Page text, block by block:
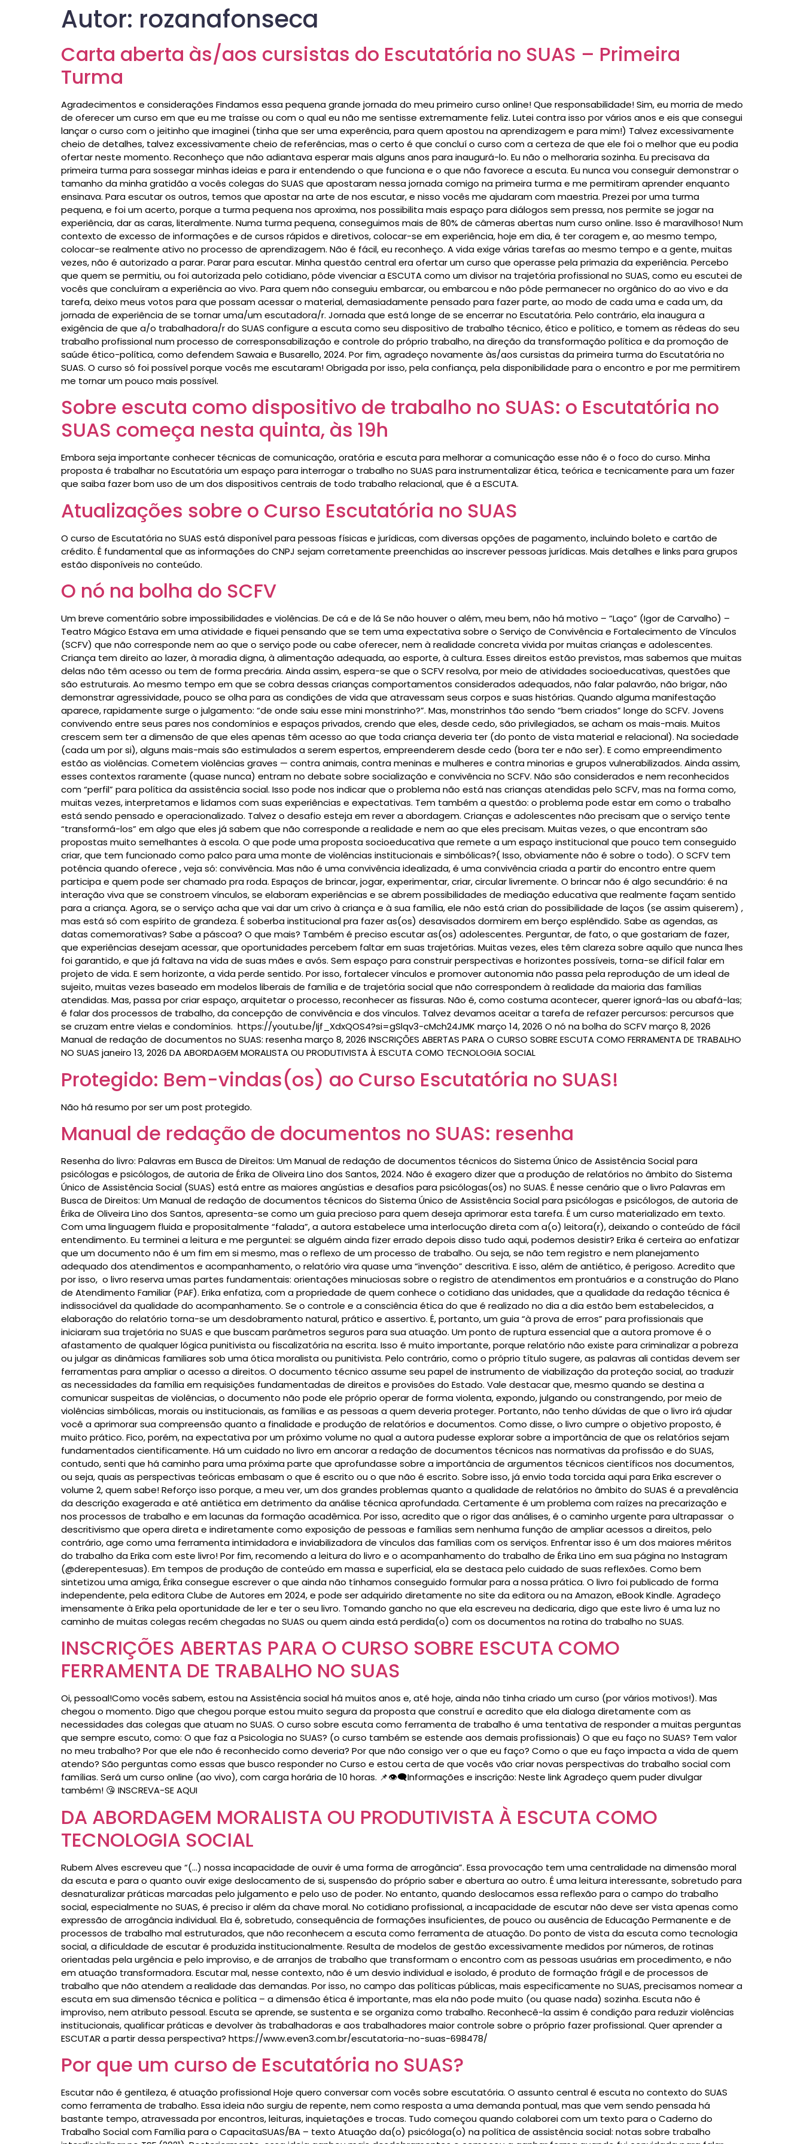
Autor: rozanafonseca
Carta aberta às/aos cursistas do Escutatória no SUAS – Primeira
Turma
Agradecimentos e considerações Findamos essa pequena grande jornada do meu primeiro curso online! Que responsabilidade! Sim, eu morria de medo
de oferecer um curso em que eu me traísse ou com o qual eu não me sentisse extremamente feliz. Lutei contra isso por vários anos e eis que consegui
lançar o curso com o jeitinho que imaginei (tinha que ser uma experência, para quem apostou na aprendizagem e para mim!) Talvez excessivamente
cheio de detalhes, talvez excessivamente cheio de referências, mas o certo é que concluí o curso com a certeza de que ele foi o melhor que eu podia
ofertar neste momento. Reconheço que não adiantava esperar mais alguns anos para inaugurá-lo. Eu não o melhoraria sozinha. Eu precisava da
primeira turma para sossegar minhas ideias e para ir entendendo o que funciona e o que não favorece a escuta. Eu nunca vou conseguir demonstrar o
tamanho da minha gratidão a vocês colegas do SUAS que apostaram nessa jornada comigo na primeira turma e me permitiram aprender enquanto
ensinava. Para escutar os outros, temos que apostar na arte de nos escutar, e nisso vocês me ajudaram com maestria. Prezei por uma turma
pequena, e foi um acerto, porque a turma pequena nos aproxima, nos possibilita mais espaço para diálogos sem pressa, nos permite se jogar na
experiência, dar as caras, literalmente. Numa turma pequena, conseguimos mais de 80% de câmeras abertas num curso online. Isso é maravilhoso! Num
contexto de excesso de informações e de cursos rápidos e diretivos, colocar-se em experiência, hoje em dia, é ter coragem e, ao mesmo tempo,
colocar-se realmente ativo no processo de aprendizagem. Não é fácil, eu reconheço. A vida exige várias tarefas ao mesmo tempo e a gente, muitas
vezes, não é autorizado a parar. Parar para escutar. Minha questão central era ofertar um curso que operasse pela primazia da experiência. Percebo
que quem se permitiu, ou foi autorizada pelo cotidiano, pôde vivenciar a ESCUTA como um divisor na trajetória profissional no SUAS, como eu escutei de
vocês que concluíram a experiência ao vivo. Para quem não conseguiu embarcar, ou embarcou e não pôde permanecer no orgânico do ao vivo e da
tarefa, deixo meus votos para que possam acessar o material, demasiadamente pensado para fazer parte, ao modo de cada uma e cada um, da
jornada de experiência de se tornar uma/um escutadora/r. Jornada que está longe de se encerrar no Escutatória. Pelo contrário, ela inaugura a
exigência de que a/o trabalhadora/r do SUAS configure a escuta como seu dispositivo de trabalho técnico, ético e político, e tomem as rédeas do seu
trabalho profissional num processo de corresponsabilização e controle do próprio trabalho, na direção da transformação política e da promoção de
saúde ético-política, como defendem Sawaia e Busarello, 2024. Por fim, agradeço novamente às/aos cursistas da primeira turma do Escutatória no
SUAS. O curso só foi possível porque vocês me escutaram! Obrigada por isso, pela confiança, pela disponibilidade para o encontro e por me permitirem
me tornar um pouco mais possível.
Sobre escuta como dispositivo de trabalho no SUAS: o Escutatória no
SUAS começa nesta quinta, às 19h
Embora seja importante conhecer técnicas de comunicação, oratória e escuta para melhorar a comunicação esse não é o foco do curso. Minha
proposta é trabalhar no Escutatória um espaço para interrogar o trabalho no SUAS para instrumentalizar ética, teórica e tecnicamente para um fazer
que saiba fazer bom uso de um dos dispositivos centrais de todo trabalho relacional, que é a ESCUTA.
Atualizações sobre o Curso Escutatória no SUAS
O curso de Escutatória no SUAS está disponível para pessoas físicas e jurídicas, com diversas opções de pagamento, incluindo boleto e cartão de
crédito. É fundamental que as informações do CNPJ sejam corretamente preenchidas ao inscrever pessoas jurídicas. Mais detalhes e links para grupos
estão disponíveis no conteúdo.
O nó na bolha do SCFV
Um breve comentário sobre impossibilidades e violências. De cá e de lá Se não houver o além, meu bem, não há motivo – “Laço” (Igor de Carvalho) –
Teatro Mágico Estava em uma atividade e fiquei pensando que se tem uma expectativa sobre o Serviço de Convivência e Fortalecimento de Vínculos
(SCFV) que não corresponde nem ao que o serviço pode ou cabe oferecer, nem à realidade concreta vivida por muitas crianças e adolescentes.
Criança tem direito ao lazer, à moradia digna, à alimentação adequada, ao esporte, à cultura. Esses direitos estão previstos, mas sabemos que muitas
delas não têm acesso ou tem de forma precária. Ainda assim, espera-se que o SCFV resolva, por meio de atividades socioeducativas, questões que
são estruturais. Ao mesmo tempo em que se cobra dessas crianças comportamentos considerados adequados, não falar palavrão, não brigar, não
demonstrar agressividade, pouco se olha para as condições de vida que atravessam seus corpos e suas histórias. Quando alguma manifestação
aparece, rapidamente surge o julgamento: “de onde saiu esse mini monstrinho?”. Mas, monstrinhos tão sendo “bem criados” longe do SCFV. Jovens
convivendo entre seus pares nos condomínios e espaços privados, crendo que eles, desde cedo, são privilegiados, se acham os mais-mais. Muitos
crescem sem ter a dimensão de que eles apenas têm acesso ao que toda criança deveria ter (do ponto de vista material e relacional). Na sociedade
(cada um por si), alguns mais-mais são estimulados a serem espertos, empreenderem desde cedo (bora ter e não ser). E como empreendimento
estão as violências. Cometem violências graves — contra animais, contra meninas e mulheres e contra minorias e grupos vulnerabilizados. Ainda assim,
esses contextos raramente (quase nunca) entram no debate sobre socialização e convivência no SCFV. Não são considerados e nem reconhecidos
com “perfil” para política da assistência social. Isso pode nos indicar que o problema não está nas crianças atendidas pelo SCFV, mas na forma como,
muitas vezes, interpretamos e lidamos com suas experiências e expectativas. Tem também a questão: o problema pode estar em como o trabalho
está sendo pensado e operacionalizado. Talvez o desafio esteja em rever a abordagem. Crianças e adolescentes não precisam que o serviço tente
“transformá-los” em algo que eles já sabem que não corresponde a realidade e nem ao que eles precisam. Muitas vezes, o que encontram são
propostas muito semelhantes à escola. O que pode uma proposta socioeducativa que remete a um espaço institucional que pouco tem conseguido
criar, que tem funcionado como palco para uma monte de violências institucionais e simbólicas?( Isso, obviamente não é sobre o todo). O SCFV tem
potência quando oferece , veja só: convivência. Mas não é uma convivência idealizada, é uma convivência criada a partir do encontro entre quem
participa e quem pode ser chamado pra roda. Espaços de brincar, jogar, experimentar, criar, circular livremente. O brincar não é algo secundário: é na
interação viva que se constroem vínculos, se elaboram experiências e se abrem possibilidades de mediação educativa que realmente façam sentido
para a criança. Agora, se o serviço acha que vai dar um crivo à criança e à sua família, ele não está crian do possibilidade de laços (se assim quiserem) ,
mas está só com espírito de grandeza. É soberba institucional pra fazer as(os) desavisados dormirem em berço esplêndido. Sabe as agendas, as
datas comemorativas? Sabe a páscoa? O que mais? Também é preciso escutar as(os) adolescentes. Perguntar, de fato, o que gostariam de fazer,
que experiências desejam acessar, que oportunidades percebem faltar em suas trajetórias. Muitas vezes, eles têm clareza sobre aquilo que nunca lhes
foi garantido, e que já faltava na vida de suas mães e avós. Sem espaço para construir perspectivas e horizontes possíveis, torna-se difícil falar em
projeto de vida. E sem horizonte, a vida perde sentido. Por isso, fortalecer vínculos e promover autonomia não passa pela reprodução de um ideal de
sujeito, muitas vezes baseado em modelos liberais de família e de trajetória social que não correspondem à realidade da maioria das famílias
atendidas. Mas, passa por criar espaço, arquitetar o processo, reconhecer as fissuras. Não é, como costuma acontecer, querer ignorá-las ou abafá-las;
é falar dos processos de trabalho, da concepção de convivência e dos vínculos. Talvez devamos aceitar a tarefa de refazer percursos: percursos que
se cruzam entre vielas e condomínios. https://youtu.be/Ijf_XdxQOS4?si=gSlqv3-cMch24JMK março 14, 2026 O nó na bolha do SCFV março 8, 2026
Manual de redação de documentos no SUAS: resenha março 8, 2026 INSCRIÇÕES ABERTAS PARA O CURSO SOBRE ESCUTA COMO FERRAMENTA DE TRABALHO
NO SUAS janeiro 13, 2026 DA ABORDAGEM MORALISTA OU PRODUTIVISTA À ESCUTA COMO TECNOLOGIA SOCIAL
Protegido: Bem-vindas(os) ao Curso Escutatória no SUAS!
Não há resumo por ser um post protegido.
Manual de redação de documentos no SUAS: resenha
Resenha do livro: Palavras em Busca de Direitos: Um Manual de redação de documentos técnicos do Sistema Único de Assistência Social para
psicólogas e psicólogos, de autoria de Érika de Oliveira Lino dos Santos, 2024. Não é exagero dizer que a produção de relatórios no âmbito do Sistema
Único de Assistência Social (SUAS) está entre as maiores angústias e desafios para psicólogas(os) no SUAS. É nesse cenário que o livro Palavras em
Busca de Direitos: Um Manual de redação de documentos técnicos do Sistema Único de Assistência Social para psicólogas e psicólogos, de autoria de
Érika de Oliveira Lino dos Santos, apresenta-se como um guia precioso para quem deseja aprimorar esta tarefa. É um curso materializado em texto.
Com uma linguagem fluida e propositalmente “falada”, a autora estabelece uma interlocução direta com a(o) leitora(r), deixando o conteúdo de fácil
entendimento. Eu terminei a leitura e me perguntei: se alguém ainda fizer errado depois disso tudo aqui, podemos desistir? Erika é certeira ao enfatizar
que um documento não é um fim em si mesmo, mas o reflexo de um processo de trabalho. Ou seja, se não tem registro e nem planejamento
adequado dos atendimentos e acompanhamento, o relatório vira quase uma “invenção” descritiva. E isso, além de antiético, é perigoso. Acredito que
por isso, o livro reserva umas partes fundamentais: orientações minuciosas sobre o registro de atendimentos em prontuários e a construção do Plano
de Atendimento Familiar (PAF). Erika enfatiza, com a propriedade de quem conhece o cotidiano das unidades, que a qualidade da redação técnica é
indissociável da qualidade do acompanhamento. Se o controle e a consciência ética do que é realizado no dia a dia estão bem estabelecidos, a
elaboração do relatório torna-se um desdobramento natural, prático e assertivo. É, portanto, um guia “à prova de erros” para profissionais que
iniciaram sua trajetória no SUAS e que buscam parâmetros seguros para sua atuação. Um ponto de ruptura essencial que a autora promove é o
afastamento de qualquer lógica punitivista ou fiscalizatória na escrita. Isso é muito importante, porque relatório não existe para criminalizar a pobreza
ou julgar as dinâmicas familiares sob uma ótica moralista ou punitivista. Pelo contrário, como o próprio título sugere, as palavras ali contidas devem ser
ferramentas para ampliar o acesso a direitos. O documento técnico assume seu papel de instrumento de viabilização da proteção social, ao traduzir
as necessidades da família em requisições fundamentadas de direitos e provisões do Estado. Vale destacar que, mesmo quando se destina a
comunicar suspeitas de violências, o documento não pode ele próprio operar de forma violenta, expondo, julgando ou constrangendo, por meio de
violências simbólicas, morais ou institucionais, as famílias e as pessoas a quem deveria proteger. Portanto, não tenho dúvidas de que o livro irá ajudar
você a aprimorar sua compreensão quanto a finalidade e produção de relatórios e documentos. Como disse, o livro cumpre o objetivo proposto, é
muito prático. Fico, porém, na expectativa por um próximo volume no qual a autora pudesse explorar sobre a importância de que os relatórios sejam
fundamentados cientificamente. Há um cuidado no livro em ancorar a redação de documentos técnicos nas normativas da profissão e do SUAS,
contudo, senti que há caminho para uma próxima parte que aprofundasse sobre a importância de argumentos técnicos científicos nos documentos,
ou seja, quais as perspectivas teóricas embasam o que é escrito ou o que não é escrito. Sobre isso, já envio toda torcida aqui para Erika escrever o
volume 2, quem sabe! Reforço isso porque, a meu ver, um dos grandes problemas quanto a qualidade de relatórios no âmbito do SUAS é a prevalência
da descrição exagerada e até antiética em detrimento da análise técnica aprofundada. Certamente é um problema com raízes na precarização e
nos processos de trabalho e em lacunas da formação acadêmica. Por isso, acredito que o rigor das análises, é o caminho urgente para ultrapassar o
descritivismo que opera direta e indiretamente como exposição de pessoas e famílias sem nenhuma função de ampliar acessos a direitos, pelo
contrário, age como uma ferramenta intimidadora e inviabilizadora de vínculos das famílias com os serviços. Enfrentar isso é um dos maiores méritos
do trabalho da Erika com este livro! Por fim, recomendo a leitura do livro e o acompanhamento do trabalho de Érika Lino em sua página no Instagram
(@derepentesuas). Em tempos de produção de conteúdo em massa e superficial, ela se destaca pelo cuidado de suas reflexões. Como bem
sintetizou uma amiga, Érika consegue escrever o que ainda não tínhamos conseguido formular para a nossa prática. O livro foi publicado de forma
independente, pela editora Clube de Autores em 2024, e pode ser adquirido diretamente no site da editora ou na Amazon, eBook Kindle. Agradeço
imensamente à Erika pela oportunidade de ler e ter o seu livro. Tomando gancho no que ela escreveu na dedicaria, digo que este livro é uma luz no
caminho de muitas colegas recém chegadas no SUAS ou quem ainda está perdida(o) com os documentos na rotina do trabalho no SUAS.
INSCRIÇÕES ABERTAS PARA O CURSO SOBRE ESCUTA COMO
FERRAMENTA DE TRABALHO NO SUAS
Oi, pessoal!Como vocês sabem, estou na Assistência social há muitos anos e, até hoje, ainda não tinha criado um curso (por vários motivos!). Mas
chegou o momento. Digo que chegou porque estou muito segura da proposta que construí e acredito que ela dialoga diretamente com as
necessidades das colegas que atuam no SUAS. O curso sobre escuta como ferramenta de trabalho é uma tentativa de responder a muitas perguntas
que sempre escuto, como: O que faz a Psicologia no SUAS? (o curso também se estende aos demais profissionais) O que eu faço no SUAS? Tem valor
no meu trabalho? Por que ele não é reconhecido como deveria? Por que não consigo ver o que eu faço? Como o que eu faço impacta a vida de quem
atendo? São perguntas como essas que busco responder no Curso e estou certa de que vocês vão criar novas perspectivas do trabalho social com
famílias. Será um curso online (ao vivo), com carga horária de 10 horas. 📌👁️‍🗨️Informações e inscrição: Neste link Agradeço quem puder divulgar
também! 😘 INSCREVA-SE AQUI
DA ABORDAGEM MORALISTA OU PRODUTIVISTA À ESCUTA COMO
TECNOLOGIA SOCIAL
Rubem Alves escreveu que “(…) nossa incapacidade de ouvir é uma forma de arrogância”. Essa provocação tem uma centralidade na dimensão moral
da escuta e para o quanto ouvir exige deslocamento de si, suspensão do próprio saber e abertura ao outro. É uma leitura interessante, sobretudo para
desnaturalizar práticas marcadas pelo julgamento e pelo uso de poder. No entanto, quando deslocamos essa reflexão para o campo do trabalho
social, especialmente no SUAS, é preciso ir além da chave moral. No cotidiano profissional, a incapacidade de escutar não deve ser vista apenas como
expressão de arrogância individual. Ela é, sobretudo, consequência de formações insuficientes, de pouco ou ausência de Educação Permanente e de
processos de trabalho mal estruturados, que não reconhecem a escuta como ferramenta de atuação. Do ponto de vista da escuta como tecnologia
social, a dificuldade de escutar é produzida institucionalmente. Resulta de modelos de gestão excessivamente medidos por números, de rotinas
orientadas pela urgência e pelo improviso, e de arranjos de trabalho que transformam o encontro com as pessoas usuárias em procedimento, e não
em atuação transformadora. Escutar mal, nesse contexto, não é um desvio individual e isolado, é produto de formação frágil e de processos de
trabalho que não atendem a realidade das demandas. Por isso, no campo das políticas públicas, mais especificamente no SUAS, precisamos nomear a
escuta em sua dimensão técnica e política – a dimensão ética é importante, mas ela não pode muito (ou quase nada) sozinha. Escuta não é
improviso, nem atributo pessoal. Escuta se aprende, se sustenta e se organiza como trabalho. Reconhecê-la assim é condição para reduzir violências
institucionais, qualificar práticas e devolver às trabalhadoras e aos trabalhadores maior controle sobre o próprio fazer profissional. Quer aprender a
ESCUTAR a partir dessa perspectiva? https://www.even3.com.br/escutatoria-no-suas-698478/
Por que um curso de Escutatória no SUAS?
Escutar não é gentileza, é atuação profissional Hoje quero conversar com vocês sobre escutatória. O assunto central é escuta no contexto do SUAS
como ferramenta de trabalho. Essa ideia não surgiu de repente, nem como resposta a uma demanda pontual, mas que vem sendo pensada há
bastante tempo, atravessada por encontros, leituras, inquietações e trocas. Tudo começou quando colaborei com um texto para o Caderno do
Trabalho Social com Família para o CapacitaSUAS/BA – texto Atuação da(o) psicóloga(o) na política de assistência social: notas sobre trabalho